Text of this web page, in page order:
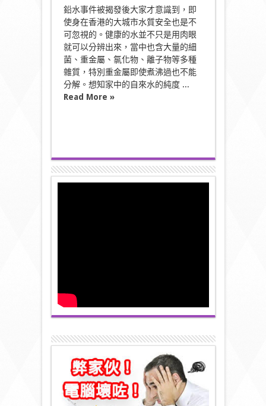
中
鉛水事件被揭發後大家才意識到，即
使身在香港的大城市水質安全也是不
可忽視的。健康的水並不只是用肉眼
就可以分辨出來，當中也含大量的細
菌、重金屬、氯化物、離子物等多種
雜質，特別重金屬即使煮沸過也不能
分解。想知家中的自來水的純度 ...
Read More »